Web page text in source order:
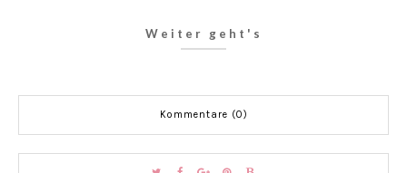
Weiter geht's
Kommentare (0)